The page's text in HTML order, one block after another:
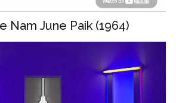
Nam June Paik (1964)